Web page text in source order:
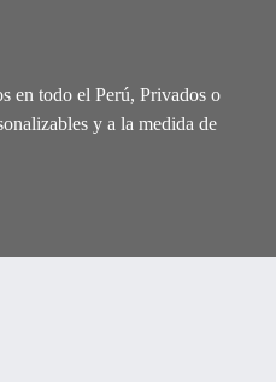
en todo el Perú, Privados o
y a la medida de